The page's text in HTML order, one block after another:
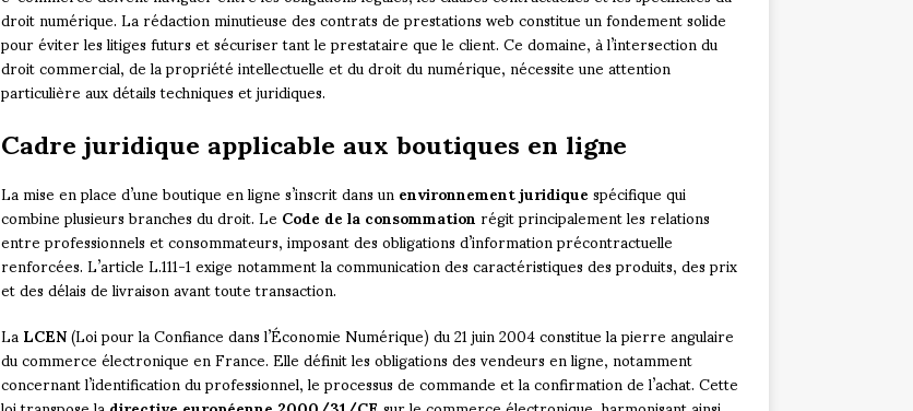
droit numérique. La rédaction minutieuse des contrats de prestations web constitue un fondement solide
pour éviter les litiges futurs et sécuriser tant le prestataire que le client. Ce domaine, à l’intersection du
droit commercial, de la propriété intellectuelle et du droit du numérique, nécessite une attention
particulière aux détails techniques et juridiques.
Cadre juridique applicable aux boutiques en ligne
La mise en place d’une boutique en ligne s’inscrit dans unenvironnement juridiquespécifique qui
combine plusieurs branches du droit. LeCode de la consommationrégit principalement les relations
entre professionnels et consommateurs, imposant des obligations d’information précontractuelle
renforcées. L’article L.111-1 exige notamment la communication des caractéristiques des produits, des prix
et des délais de livraison avant toute transaction.
LaLCEN(Loi pour la Confiance dans l’Économie Numérique) du 21 juin 2004 constitue la pierre angulaire
du commerce électronique en France. Elle définit les obligations des vendeurs en ligne, notamment
concernant l’identification du professionnel, le processus de commande et la confirmation de l’achat. Cette